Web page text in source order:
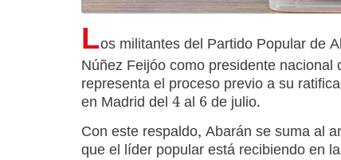
Los militantes del Partido Popular de
Núñez Feijóo como presidente
representa el proceso previo a su
en Madrid del 4 al 6 de julio.
Con este respaldo, Abarán se suma al
que el líder popular está recibiendo en